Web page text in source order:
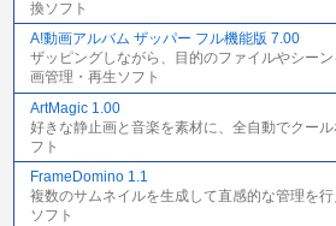
換ソフト
A!動画アルバム ザッパー フル機能版 7.00
ザッピングしながら、目的のファイルやシー
画管理・再生ソフト
ArtMagic 1.00
好きな静止画と音楽を素材に、全自動でクー
フト
FrameDomino 1.1
複数のサムネイルを生成して直感的な管理を
ソフト